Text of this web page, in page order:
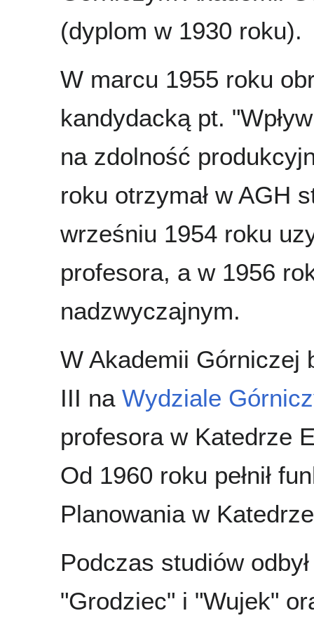
(dyplom w 1930 roku).
W marcu 1955 roku
kandydacką pt.
na zdolność
roku otrzymał w AGH
wrześniu 1954 roku
profesora, a w 1956
nadzwyczajnym.
W Akademii Górniczej
III na Wydziale
profesora w Katedrze
Od 1960 roku pełnił
Planowania w
Podczas studiów
"Grodziec" i "Wujek"